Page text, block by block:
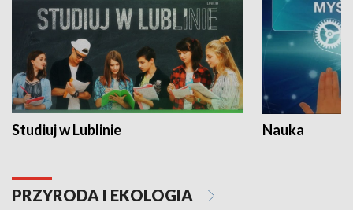
Studiuj w Lublinie Nauka
PRZYRODA I EKOLOGIA